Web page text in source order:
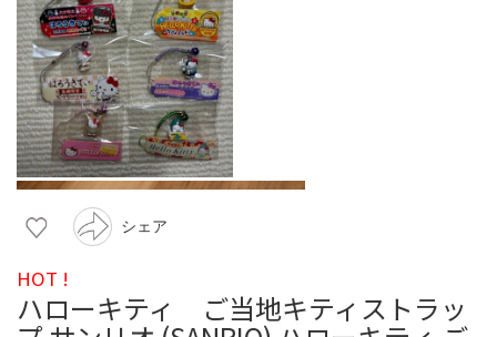
シェア
HOT !
ハローキティ ご当地キティストラッ